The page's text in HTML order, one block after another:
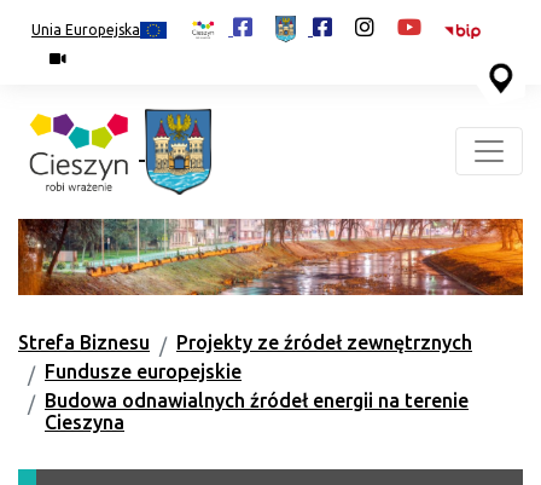
Unia Europejska
Strefa Biznesu
Projekty ze źródeł zewnętrznych
Fundusze europejskie
Budowa odnawialnych źródeł energii na terenie
Cieszyna